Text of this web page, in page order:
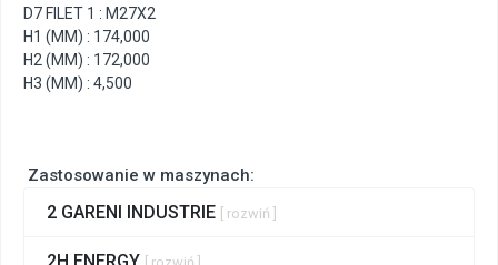
Zastosowanie w maszynach:
2 GARENI INDUSTRIE [ rozwiń ]
D7 FILET 1 : M27X2
H1 (MM) : 174,000
H2 (MM) : 172,000
H3 (MM) : 4,500